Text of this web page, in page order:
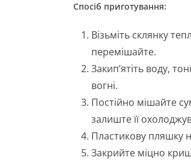
Спосіб приготування:
Візьміть склянку
перемішайте.
Закип’ятіть воду,
вогні.
Постійно мішайте
залиште її
Пластикову пляшку
Закрийте міцно